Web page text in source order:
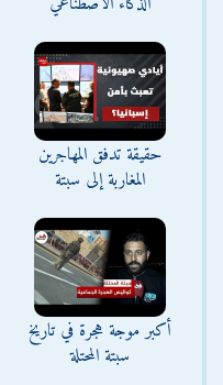
حقيقة تدفق المهاجرين
المغاربة إلى سبتة
أكبر موجة هجرة في تاريخ
سبتة المحتلة